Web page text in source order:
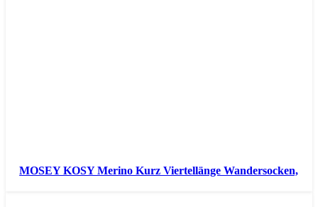
MOSEY KOSY Merino Kurz Viertellänge Wandersocken,